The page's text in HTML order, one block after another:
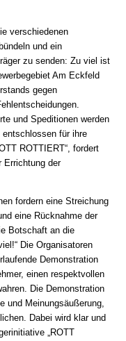
verschiedenen
und ein
zu senden: Zu viel ist
Am Eckfeld
gegen
und Speditionen werden
für ihre
ROTTIERT“, fordert
Errichtung der
fordern eine Streichung
eine Rücknahme der
Botschaft an die
Die Organisatoren
Demonstration
einen respektvollen
Die Demonstration
und Meinungsäußerung,
Dabei wird klar und
„ROTT